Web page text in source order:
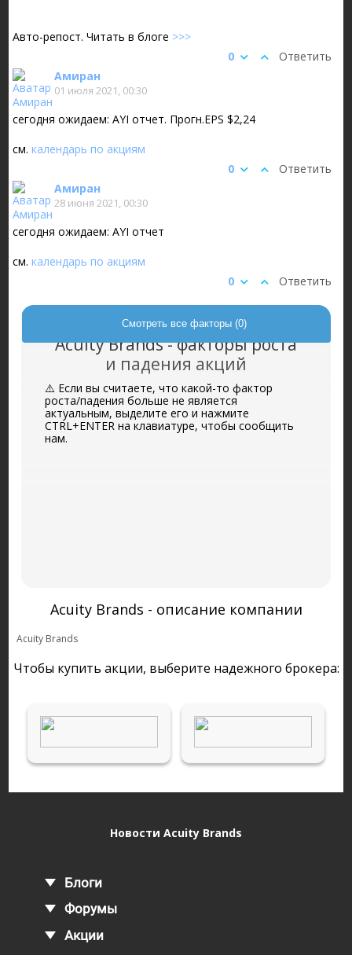
Авто-репост. Читать в блоге >>>
Ответить
0
Амиран
01 июля 2021, 00:30
сегодня ожидаем: AYI отчет. Прогн.EPS $2,24
см.календарь по акциям
Ответить
0
Амиран
28 июня 2021, 00:30
сегодня ожидаем: AYI отчет
см.календарь по акциям
Ответить
0
Acuity Brands - факторы роста
и падения акций
Смотреть все факторы (0)
⚠️ Если вы считаете, что какой-то фактор
роста/падения больше не является
актуальным, выделите его и нажмите
CTRL+ENTER на клавиатуре, чтобы сообщить
нам.
Acuity Brands - описание компании
Acuity Brands
Чтобы купить акции, выберите надежного брокера:
Новости Acuity Brands
Блоги
Форумы
Акции